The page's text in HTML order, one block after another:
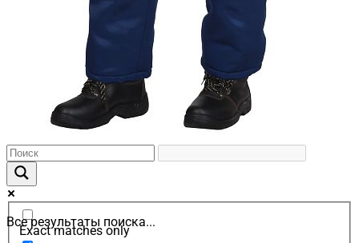
Все результаты поиска...
Exact matches only